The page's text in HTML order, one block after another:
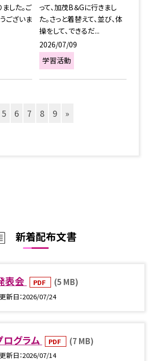
した。ご
ございま
って、加茂B＆Gに行きまし
た。さっと着替えて、並び、体
操をして、できるだ...
2026/07/09
学習活動
5 6 7 8 9 »
新着配布文書
表会 PDF (5 MB)
更新日 2026/07/24
ログラム PDF (7 MB)
更新日 2026/07/14